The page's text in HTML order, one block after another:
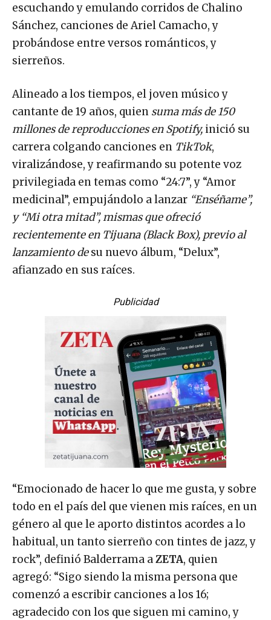
escuchando y emulando corridos de Chalino
Sánchez, canciones de Ariel Camacho, y
probándose entre versos románticos, y
sierreños.
Alineado a los tiempos, el joven músico y
cantante de 19 años, quien suma más de 150
millones de reproducciones enSpotify, inició su
carrera colgando canciones en TikTok,
viralizándose, y reafirmando su potente voz
privilegiada en temas como “24:7”, y “Amor
medicinal”, empujándolo a lanzar “Enséñame”,
y “Mi otra mitad”, mismas que ofreció
recientemente en Tijuana (Black Box), previo al
lanzamiento desu nuevo álbum, “Delux”,
afianzado en sus raíces.
Publicidad
“Emocionado de hacer lo que me gusta, y sobre
todo en el país del que vienen mis raíces, en un
género al que le aporto distintos acordes a lo
habitual, un tanto sierreño con tintes de jazz, y
rock”, definió Balderrama aZETA, quien
agregó: “Sigo siendo la misma persona que
comenzó a escribir canciones a los 16;
agradecido con los que siguen mi camino, y